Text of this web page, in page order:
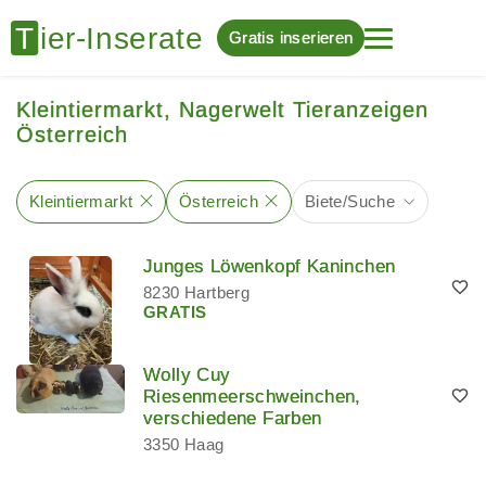
Gratis inserieren
Kleintiermarkt, Nagerwelt Tieranzeigen
Österreich
Kleintiermarkt Österreich Biete/Suche
Junges Löwenkopf Kaninchen
8230 Hartberg
GRATIS
Wolly Cuy
Riesenmeerschweinchen,
verschiedene Farben
3350 Haag